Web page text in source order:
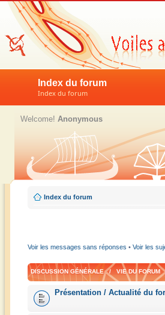
Index du forum
Index du forum
Welcome! Anonymous
Index du forum
Voir les messages sans réponses • Voir les
DISCUSSION GÉNÉRALE / VIE DU FORUM
Présentation / Actualité du